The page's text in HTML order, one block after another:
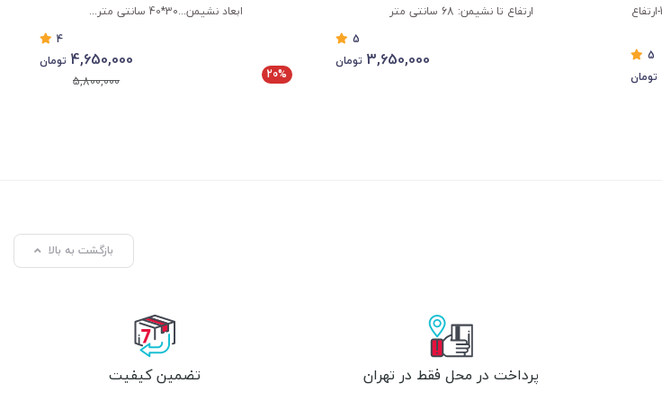
طول و عرض : 52.4*38.7- ارتفاع تا نشیمن: 46.2-ارتفاع
5
تومان
ارتفاع تا نشیمن: 68 سانتی متر
5
3,650,000 تومان
ابعاد نشیمن...30*40 سانتی متر...
4
20%
4,650,000 تومان
5,800,000
بازگشت به بالا
پرداخت در محل فقط در تهران تضمین کیفیت